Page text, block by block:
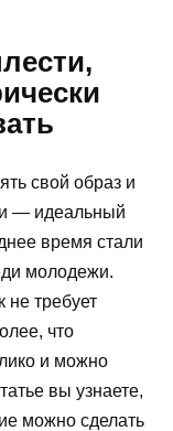
свой образ и
— идеальный
время стали
молодежи.
не требует
что
и можно
вы узнаете,
можно сделать